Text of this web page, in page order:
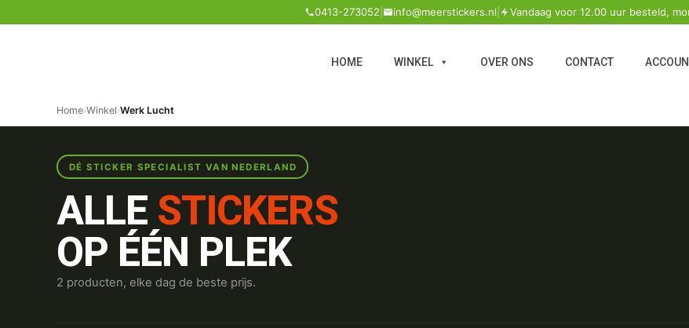
0413-273052 info@meerstickers.nl Vandaag voor 12.00 uur besteld,
HOME WINKEL OVER ONS CONTACT
Home›Winkel›Werk Lucht
DÉ STICKER SPECIALIST VAN NEDERLAND
ALLE STICKERS
OP ÉÉN PLEK
2 producten, elke dag de beste prijs.